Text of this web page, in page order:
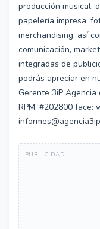
producción musical,
papelería impresa,
merchandising; así
comunicación,
integradas de
podrás apreciar en
Gerente 3iP
RPM: #202800 face: